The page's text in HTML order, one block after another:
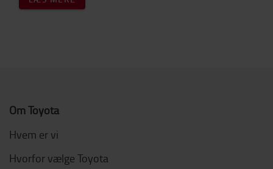
Om Toyota
Hvem er vi
Hvorfor vælge Toyota